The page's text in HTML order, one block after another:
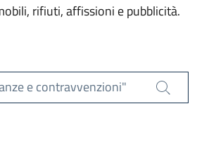
rifiuti, affissioni e pubblicità.
e contravvenzioni"
Cerca